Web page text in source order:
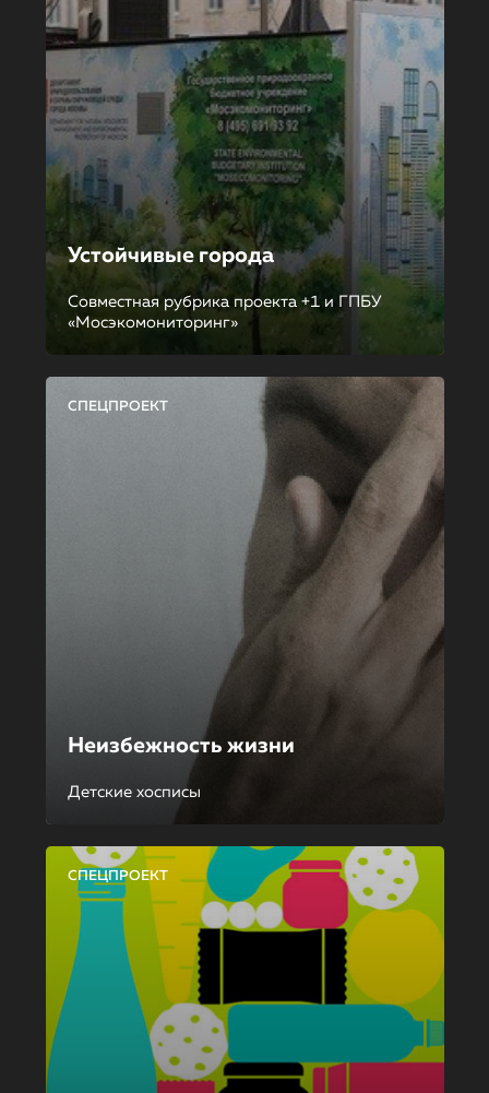
Устойчивые города
Совместная рубрика проекта +1 и ГПБУ
«Мосэкомониторинг»
СПЕЦПРОЕКТ
Неизбежность жизни
Детские хосписы
СПЕЦПРОЕКТ